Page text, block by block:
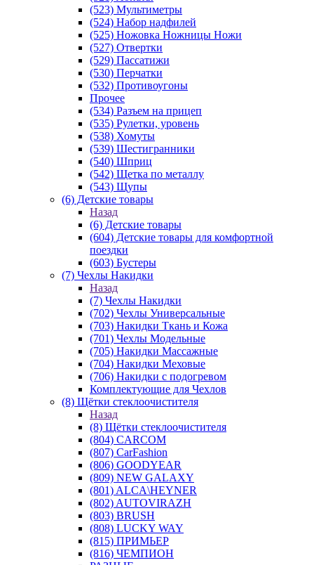
(523) Мультиметры
(524) Набор надфилей
(525) Ножовка Ножницы Ножи
(527) Отвертки
(529) Пассатижи
(530) Перчатки
(532) Противоугоны
Прочее
(534) Разъем на прицеп
(535) Рулетки, уровень
(538) Хомуты
(539) Шестигранники
(540) Шприц
(542) Щетка по металлу
(543) Щупы
(6) Детские товары
Назад
(6) Детские товары
(604) Детские товары для комфортной
поездки
(603) Бустеры
(7) Чехлы Накидки
Назад
(7) Чехлы Накидки
(702) Чехлы Универсальные
(703) Накидки Ткань и Кожа
(701) Чехлы Модельные
(705) Накидки Массажные
(704) Накидки Меховые
(706) Накидки с подогревом
Комплектующие для Чехлов
(8) Щётки стеклоочистителя
Назад
(8) Щётки стеклоочистителя
(804) CARCOM
(807) CarFashion
(806) GOODYEAR
(809) NEW GALAXY
(801) ALCA\HEYNER
(802) AUTOVIRAZH
(803) BRUSH
(808) LUCKY WAY
(815) ПРИМЬЕР
(816) ЧЕМПИОН